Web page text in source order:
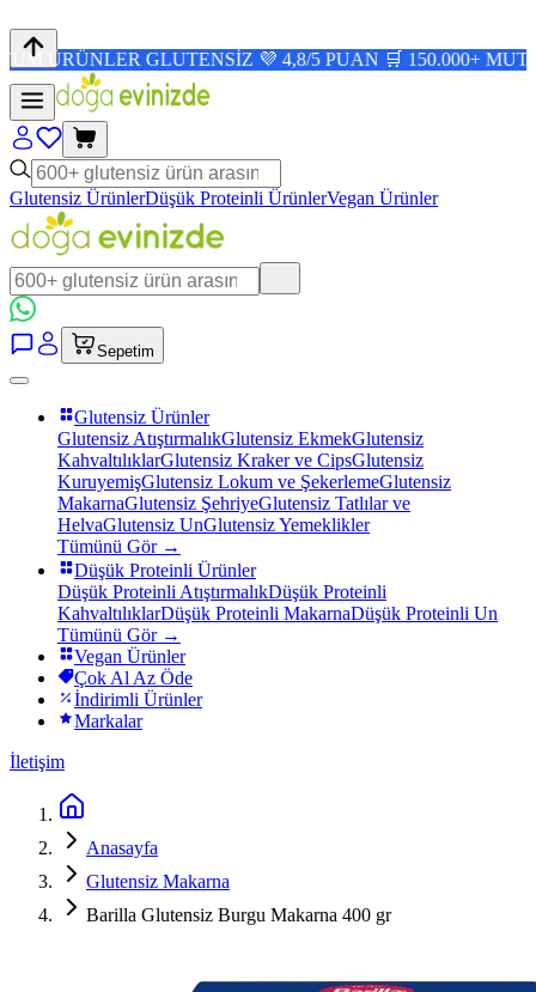
GLUTENSİZ 💜 4,8/5 PUAN 🛒 150.000+ MUTLU
Glutensiz ÜrünlerDüşük Proteinli ÜrünlerVegan Ürünler
Sepetim
Glutensiz Ürünler
Glutensiz AtıştırmalıkGlutensiz EkmekGlutensiz
KahvaltılıklarGlutensiz Kraker ve CipsGlutensiz
KuruyemişGlutensiz Lokum ve ŞekerlemeGlutensiz
MakarnaGlutensiz ŞehriyeGlutensiz Tatlılar ve
HelvaGlutensiz UnGlutensiz Yemeklikler
Tümünü Gör →
Düşük Proteinli Ürünler
Düşük Proteinli AtıştırmalıkDüşük Proteinli
KahvaltılıklarDüşük Proteinli MakarnaDüşük Proteinli Un
Tümünü Gör →
Vegan Ürünler
Çok Al Az Öde
İndirimli Ürünler
Markalar
İletişim
Anasayfa
Glutensiz Makarna
Barilla Glutensiz Burgu Makarna 400 gr